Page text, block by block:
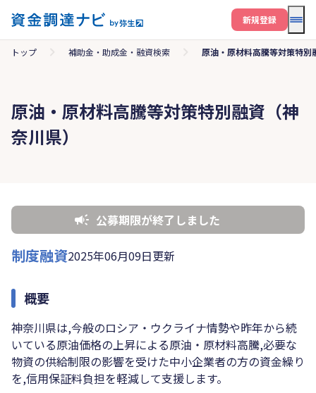
メ
新規登録
トップ 補助金・助成金・融資検索 原油・原材料高騰等対策特別
原油・原材料高騰等対策特別融資（神
奈川県）
公募期限が終了しました
制度融資2025年06月09日更新
概要
神奈川県は,今般のロシア・ウクライナ情勢や昨年から続
いている原油価格の上昇による原油・原材料高騰,必要な
物資の供給制限の影響を受けた中小企業者の方の資金繰り
を,信用保証料負担を軽減して支援します。